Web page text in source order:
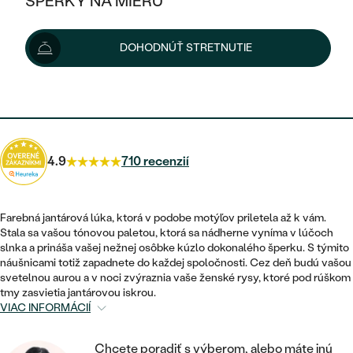
KOMBINOVANÉ ZLATO
PODĽA ŠTÝLU
ETERNITY
VINTAGE
NETRADIČNÉ
POSTRANNÉ DRAHOKAMY
HALO
VINTAGE
SET ZÁSNUBNÉHO PRSTEŇA A
NETRADIČNÉ
ZOSTAVTE SI PRSTEŇ
VÝPREDAJ
ŠPERKY ČO POMÁHAJÚ
PODĽA TYPU
NÁUŠNICE
PRSTENE
PRÍVESKY
NÁRAMKY
SETY
PÁNSKE ŠPERKY
PLATINOVÉ
NAPICHOVACIE
KRUHOVÉ
MINIMALISTICKÉ
VISIACE
SOLITÉR
ZLATÉ
STRIEBORNÉ
PODĽA ŠTÝLU
SOLITÉR
NARODENIE DIEŤAŤA
PERSONALIZOVANÉ
SO ZNAMENÍM ZVEROKRUHU
MINIMALISTICKÉ
VÝPREDAJ
ZLATÉ
STRIEBORNÉ
PODĽA ŠTÝLU
ETERNITY
MINIMALISTICKÉ
DOHODNÚŤ STRETNUTIE
219 €
Šperk vám doručíme do 1 - 3 týždňov. Možnosti doručenia
4.9 710 recenzií
Farebná jantárová lúka, ktorá v podobe motýľov priletela až k vám.
Stala sa vašou tónovou paletou, ktorá sa nádherne vyníma v lúčoch
slnka a prináša vašej nežnej osôbke kúzlo dokonalého šperku. S týmito
náušnicami totiž zapadnete do každej spoločnosti. Cez deň budú vašou
svetelnou aurou a v noci zvýraznia vaše ženské rysy, ktoré pod rúškom
tmy zasvietia jantárovou iskrou.
VIAC INFORMÁCIÍ
Chcete poradiť s výberom, alebo máte inú